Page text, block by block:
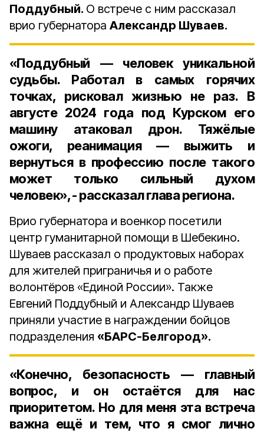
Поддубный. О встрече с ним рассказал
врио губернатора Александр Шуваев.
«Поддубный — человек уникальной
судьбы. Работал в самых горячих
точках, рисковал жизнью не раз. В
августе 2024 года под Курском его
машину атаковал дрон. Тяжёлые
ожоги, реанимация — выжить и
вернуться в профессию после такого
может только сильный духом
человек», - рассказал глава региона.
Врио губернатора и военкор посетили
центр гуманитарной помощи в Шебекино.
Шуваев рассказал о продуктовых наборах
для жителей приграничья и о работе
волонтёров «Единой России». Также
Евгений Поддубный и Александр Шуваев
приняли участие в награждении бойцов
подразделения «БАРС-Белгород».
«Конечно, безопасность — главный
вопрос, и он остаётся для нас
приоритетом. Но для меня эта встреча
важна ещё и тем, что я смог лично